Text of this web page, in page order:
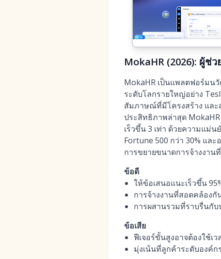
MokaHR (2026): ผู้ช่
MokaHR เป็นแพลตฟอร์มน
ระดับโลกรายใหญ่อย่าง
สัมภาษณ์ที่มีโครงสร้าง และ
ประสิทธิภาพล่าสุด MokaHR
เร็วขึ้น 3 เท่า ด้วยความแม่น
Fortune 500 กว่า 30% แล
การขยายขนาดการจ้างงา
ข้อดี
ให้ข้อเสนอแนะเร็วขึ้น
การจ้างงานที่สอดคล้อง
การผสานรวมที่ราบรื่นกั
ข้อเสีย
ฟีเจอร์ขั้นสูงอาจต้องใช้เ
มุ่งเน้นที่ลูกค้าระดับองค์